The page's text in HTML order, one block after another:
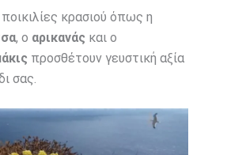
κρασιού όπως η
, ο αρικανάς και ο
προσθέτουν γευστική αξία
σας.